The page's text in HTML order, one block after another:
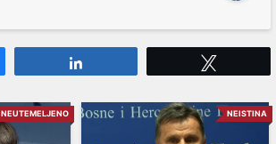
NEUTEMELJENO NEISTINA